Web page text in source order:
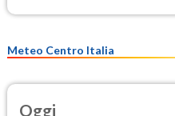
Meteo Centro Italia
Oggi